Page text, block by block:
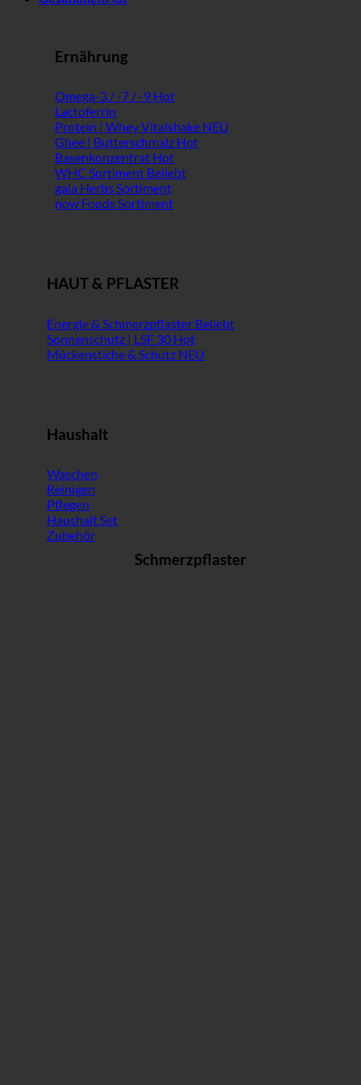
Ernährung
Omega-3 / -7 / -9
Lactoferrin
Protein | Whey Vitalshake
Ghee | Butterschmalz
Basenkonzentrat
WHC Sortiment
gaia Herbs Sortiment
now Foods Sortiment
HAUT & PFLASTER
Energie & Schmerzpflaster
Sonnenschutz | LSF 30
Mückenstiche & Schutz
Haushalt
Waschen
Reinigen
Pflegen
Haushalt Set
Zubehör
Schmerzpflaster